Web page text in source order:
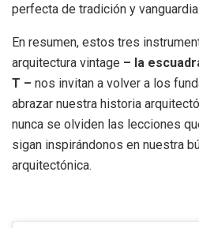
perfecta de tradición y vanguardia.
En resumen, estos tres
arquitectura vintage – la
T – nos invitan a volver a los
abrazar nuestra historia
nunca se olviden las lecciones
sigan inspirándonos en nuestra
arquitectónica.